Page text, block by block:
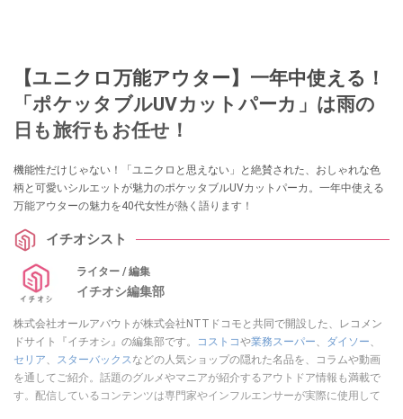
【ユニクロ万能アウター】一年中使える！
「ポケッタブルUVカットパーカ」は雨の
日も旅行もお任せ！
機能性だけじゃない！「ユニクロと思えない」と絶賛された、おしゃれな色
柄と可愛いシルエットが魅力のポケッタブルUVカットパーカ。一年中使える
万能アウターの魅力を40代女性が熱く語ります！
イチオシスト
ライター / 編集
イチオシ編集部
株式会社オールアバウトが株式会社NTTドコモと共同で開設した、レコメン
ドサイト『イチオシ』の編集部です。
コストコや業務スーパー ダイソー
セリア
スターバックス などの人気ショップの隠れた名品を、コラムや動画
を通してご紹介。話題のグルメやマニアが紹介するアウトドア情報も満載で
す。配信しているコンテンツは専門家やインフルエンサーが実際に使用して